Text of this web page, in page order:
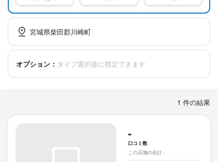
宮城県柴田郡川崎町
オプション： タイプ選択後に指定できます
1 件の結果
-
口コミ数
この店舗の合計 -